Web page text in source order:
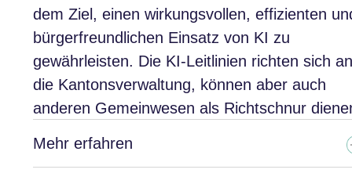
dem Ziel, einen wirkungsvollen, effizienten
bürgerfreundlichen Einsatz von KI zu
gewährleisten. Die KI-Leitlinien richten sich an
die Kantonsverwaltung, können aber auch
anderen Gemeinwesen als Richtschnur
Mehr erfahren